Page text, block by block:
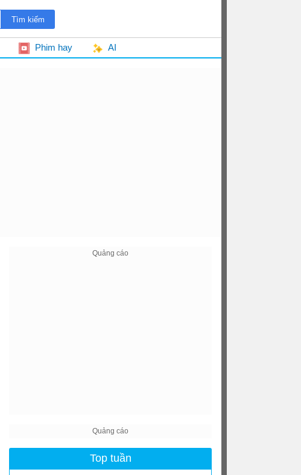
Phim hay AI
Top tuần